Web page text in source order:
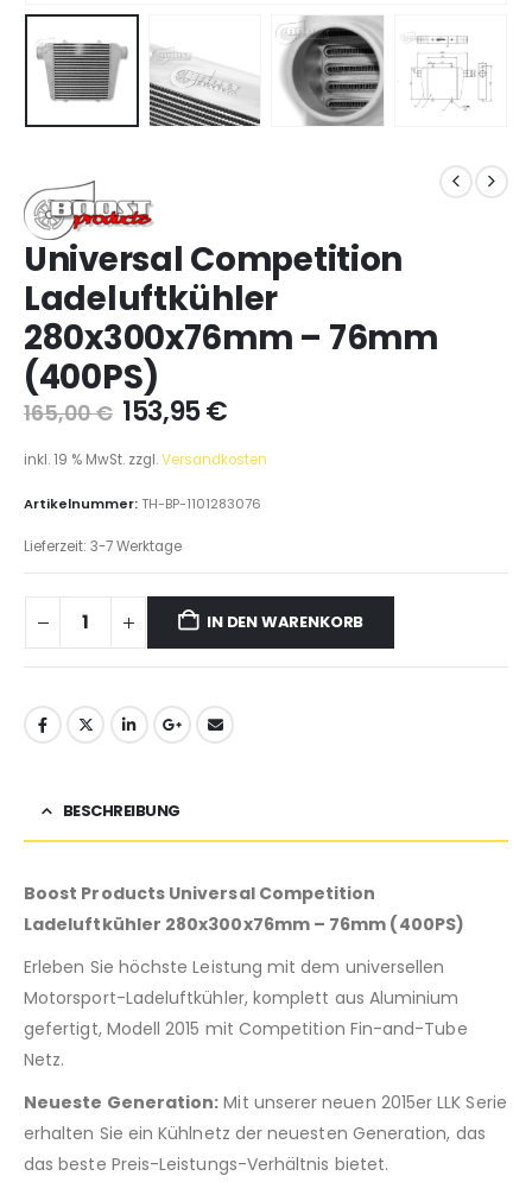
Universal Competition
Ladeluftkühler
280x300x76mm – 76mm
(400PS)
165,00€ 153,95€
inkl. 19 % MwSt. zzgl.Versandkosten
Artikelnummer:TH-BP-1101283076
Lieferzeit: 3-7 Werktage
IN DEN WARENKORB
BESCHREIBUNG
Boost Products Universal Competition
Ladeluftkühler 280x300x76mm – 76mm (400PS)
Erleben Sie höchste Leistung mit dem universellen
Motorsport-Ladeluftkühler, komplett aus Aluminium
gefertigt, Modell 2015 mit Competition Fin-and-Tube
Netz.
Neueste Generation: Mit unserer neuen 2015er LLK Serie
erhalten Sie ein Kühlnetz der neuesten Generation, das
das beste Preis-Leistungs-Verhältnis bietet.